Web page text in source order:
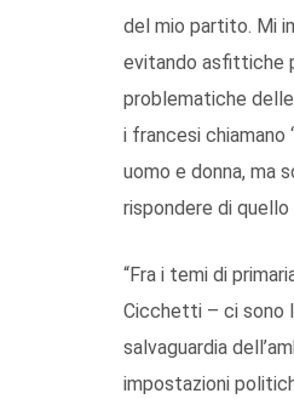
del mio partito. Mi
evitando asfittiche
problematiche
i francesi chiamano
uomo e donna, ma
rispondere di
“Fra i temi di
Cicchetti – ci sono
salvaguardia
impostazioni